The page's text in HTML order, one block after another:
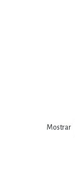
Mostrar